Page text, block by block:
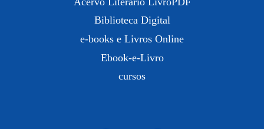
Biblioteca Digital
e-books e Livros Online
Ebook-e-Livro
cursos